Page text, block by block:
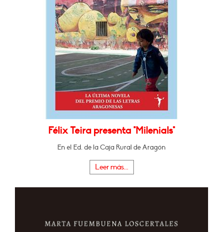
Félix Teira presenta "Milenials"
En el Ed. de la Caja Rural de Aragón
Leer más...